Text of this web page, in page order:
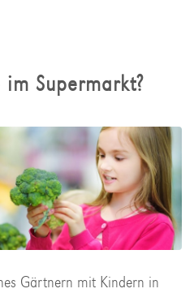
Supermarkt?
Gärtnern mit Kindern in